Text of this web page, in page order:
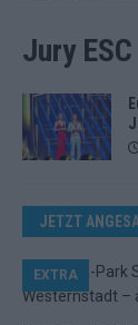
Jury ESC
JETZT
EXTRA